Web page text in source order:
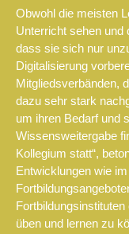
Obwohl die meisten
Unterricht sehen und
dass sie sich nur
Digitalisierung
Mitgliedsverbänden,
dazu sehr stark
um ihren Bedarf und
Wissensweitergabe
Kollegium statt“,
Entwicklungen wie
üben und lernen zu